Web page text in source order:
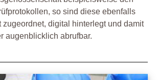
so sind diese ebenfalls
zugeordnet, digital hinterlegt und damit
augenblicklich abrufbar.